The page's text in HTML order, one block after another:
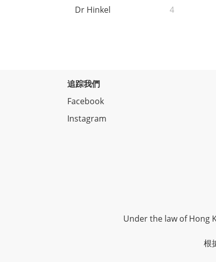
Dr Hinkel
4
追踪我們
Facebook
Instagram
Under the law of Hong
根